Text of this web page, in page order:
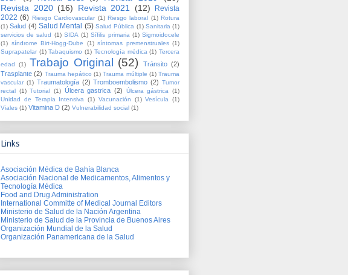
Revista 2020 (16) Revista 2021 (12)
Revista
2022 (6) Riesgo Cardiovascular (1) Riesgo laboral (1) Rotura
(1) Salud (4) Salud Mental (5) Salud Pública (1) Sanitaria (1)
servicios de salud (1) SIDA (1) Sífilis primaria (1) Sigmoidocele
(1) síndrome Birt-Hogg-Dube (1) síntomas premenstruales (1)
Suprapatelar (1) Tabaquismo (1) Tecnología médica (1) Tercera
edad
(1) Trabajo Original (52) Tránsito (2)
Trasplante (2) Trauma hepático (1) Trauma múltiple (1) Trauma
vascular (1) Traumatología (2) Tromboembolismo (2) Tumor
rectal (1) Tutorial (1) Úlcera gastrica (2) Úlcera gástrica
(1)
Unidad de Terapia Intensiva
(1) Vacunación (1) Vesícula
(1)
Viales (1) Vitamina D (2) Vulnerabilidad social (1)
Links
Asociación Médica de Bahía Blanca
Asociación Nacional de Medicamentos, Alimentos y
Tecnología Médica
Food and Drug Administration
International Committe of Medical Journal Editors
Ministerio de Salud de la Nación Argentina
Ministerio de Salud de la Provincia de Buenos Aires
Organización Mundial de la Salud
Organización Panamericana de la Salud